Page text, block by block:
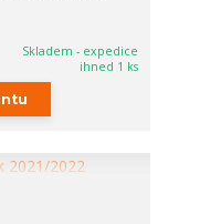
Skladem - expedice
ihned 1 ks